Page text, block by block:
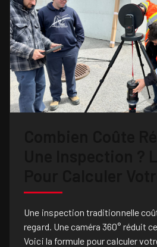
Une inspection traditionnelle
regard. Une caméra 360° réduit
Voici la formule pour calculer